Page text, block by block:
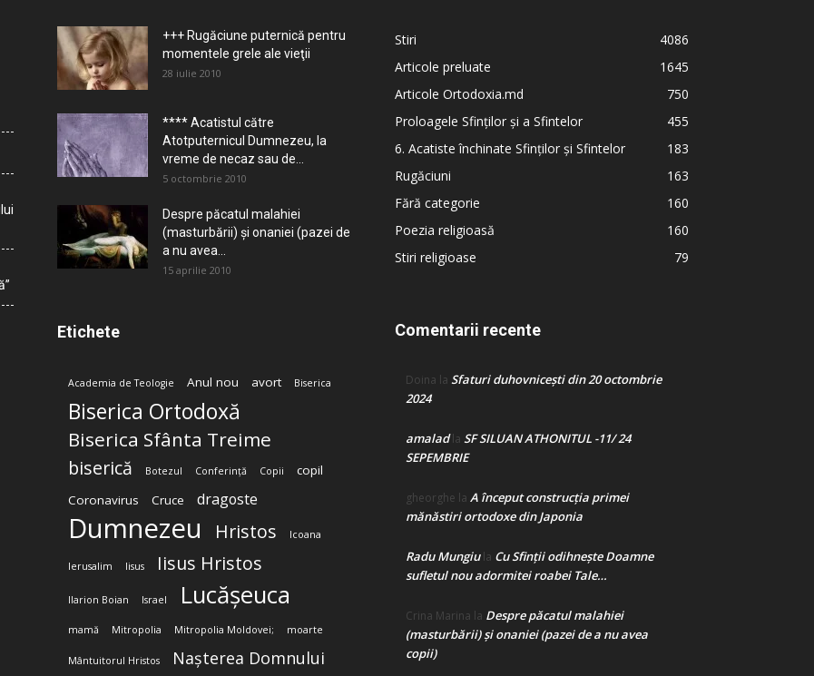
+++ Rugăciune puternică pentru
momentele grele ale vieţii
28 iulie 2010
**** Acatistul către
Atotputernicul Dumnezeu, la
vreme de necaz sau de...
5 octombrie 2010
Despre păcatul malahiei
(masturbării) şi onaniei (pazei de
a nu avea...
15 aprilie 2010
Etichete
Academia de Teologie Anul nou avort Biserica
Biserica Ortodoxă
Biserica Sfânta Treime
biserică Botezul Conferință Copii
copil
Coronavirus
Cruce dragoste
Dumnezeu Hristos Icoana
Ierusalim Iisus Iisus Hristos
Ilarion Boian Israel Lucășeuca
mamă Mitropolia Mitropolia Moldovei; moarte
Mântuitorul Hristos Nașterea Domnului
Stiri
4086
Articole preluate
1645
Articole Ortodoxia.md
750
Proloagele Sfinților și a Sfintelor
455
6. Acatiste închinate Sfinților și Sfintelor
183
Rugăciuni
163
Fără categorie
160
Poezia religioasă
160
Stiri religioase
79
Comentarii recente
Doina la Sfaturi duhovnicești din 20 octombrie
2024
amaladla SF SILUAN ATHONITUL -11/ 24
SEPEMBRIE
gheorghe la A început construcţia primei
mănăstiri ortodoxe din Japonia
Radu Mungiula Cu Sfinții odihnește Doamne
sufletul nou adormitei roabei Tale…
Crina Marina la Despre păcatul malahiei
(masturbării) şi onaniei (pazei de a nu avea
copii)